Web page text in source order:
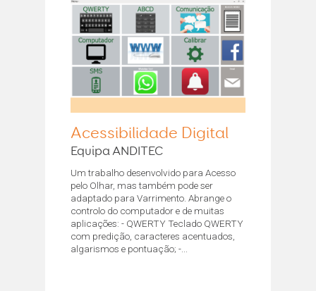
Acessibilidade Digital
Equipa ANDITEC
Um trabalho desenvolvido para Acesso
pelo Olhar, mas também pode ser
adaptado para Varrimento. Abrange o
controlo do computador e de muitas
aplicações: - QWERTY Teclado QWERTY
com predição, caracteres acentuados,
algarismos e pontuação; -...